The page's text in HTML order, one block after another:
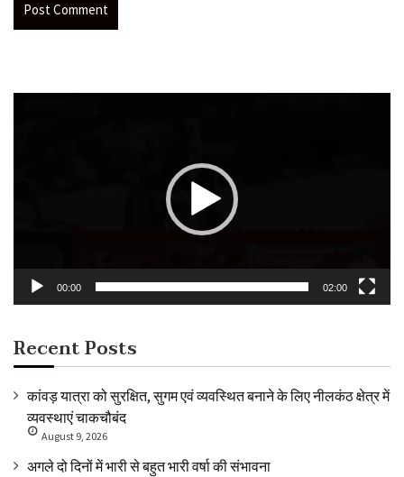
00:00 02:00
Recent Posts
कांवड़ यात्रा को सुरक्षित, सुगम एवं व्यवस्थित बनाने के लिए नीलकंठ क्षेत्र में
व्यवस्थाएं चाकचौबंद
August 9, 2026
अगले दो दिनों में भारी से बहुत भारी वर्षा की संभावना